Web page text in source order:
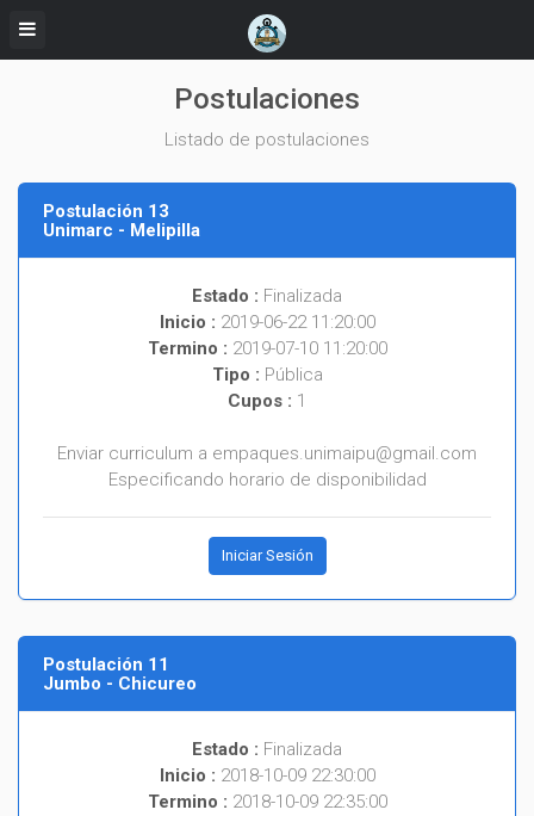
Postulaciones
Listado de postulaciones
Postulación 13
Unimarc - Melipilla
Estado : Finalizada
Inicio : 2019-06-22 11:20:00
Termino : 2019-07-10 11:20:00
Tipo : Pública
Cupos : 1
Enviar curriculum a empaques.unimaipu@gmail.com
Especificando horario de disponibilidad
Iniciar Sesión
Postulación 11
Jumbo - Chicureo
Estado : Finalizada
Inicio : 2018-10-09 22:30:00
Termino : 2018-10-09 22:35:00